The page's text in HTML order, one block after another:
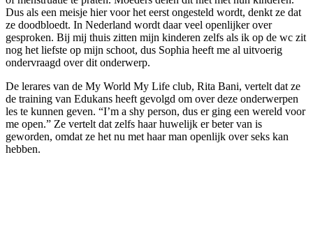
Dus als een meisje hier voor het eerst ongesteld wordt, denkt ze dat
ze doodbloedt. In Nederland wordt daar veel openlijker over
gesproken. Bij mij thuis zitten mijn kinderen zelfs als ik op de wc zit
nog het liefste op mijn schoot, dus Sophia heeft me al uitvoerig
ondervraagd over dit onderwerp.
De lerares van de My World My Life club, Rita Bani, vertelt dat ze
de training van Edukans heeft gevolgd om over deze onderwerpen
les te kunnen geven. “I’m a shy person, dus er ging een wereld voor
me open.” Ze vertelt dat zelfs haar huwelijk er beter van is
geworden, omdat ze het nu met haar man openlijk over seks kan
hebben.